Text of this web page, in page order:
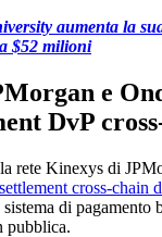
aumenta la
$52 milioni
e
DvP
rete Kinexys di
cross-chain
sistema di pagamento
pubblica.